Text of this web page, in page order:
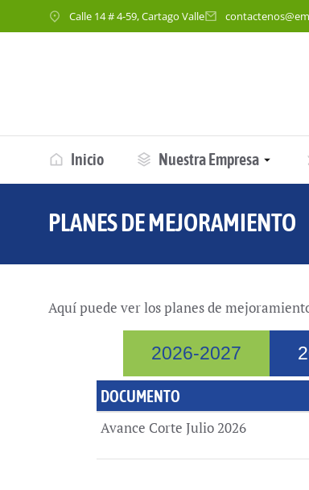
Calle 14 # 4-59, Cartago Valle
Inicio Nuestra Empresa
PLANES DE MEJORAMIENTO
Aquí puede ver los planes de
2026-2027
DOCUMENTO
DOCUMENTO
Avance Corte Julio 2026